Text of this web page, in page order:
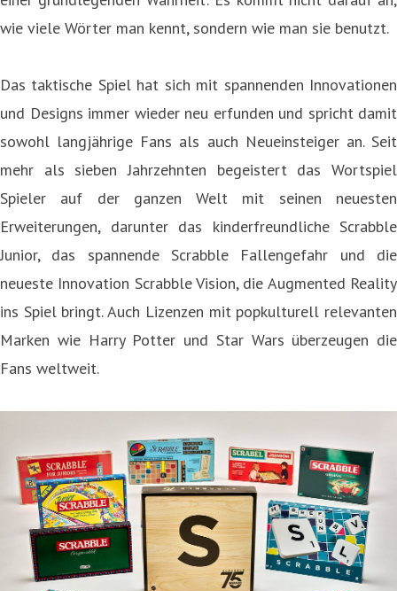
wie viele Wörter man kennt, sondern wie man sie benutzt.
Das taktische Spiel hat sich mit spannenden Innovationen
und Designs immer wieder neu erfunden und spricht damit
sowohl langjährige Fans als auch Neueinsteiger an. Seit
mehr als sieben Jahrzehnten begeistert das Wortspiel
Spieler auf der ganzen Welt mit seinen neuesten
Erweiterungen, darunter das kinderfreundliche Scrabble
Junior, das spannende Scrabble Fallengefahr und die
neueste Innovation Scrabble Vision, die Augmented Reality
ins Spiel bringt. Auch Lizenzen mit popkulturell relevanten
Marken wie Harry Potter und Star Wars überzeugen die
Fans weltweit.